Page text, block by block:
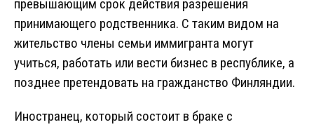
превышающим срок действия разрешения
принимающего родственника. С таким видом на
жительство члены семьи иммигранта могут
учиться, работать или вести бизнес в республике, а
позднее претендовать на гражданство Финляндии.
Иностранец, который состоит в браке с